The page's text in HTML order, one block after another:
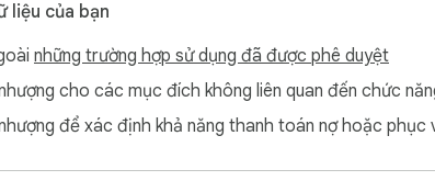
liệu của bạn
những trường hợp sử dụng đã được phê duyệt
cho các mục đích không liên quan đến chức
để xác định khả năng thanh toán nợ hoặc